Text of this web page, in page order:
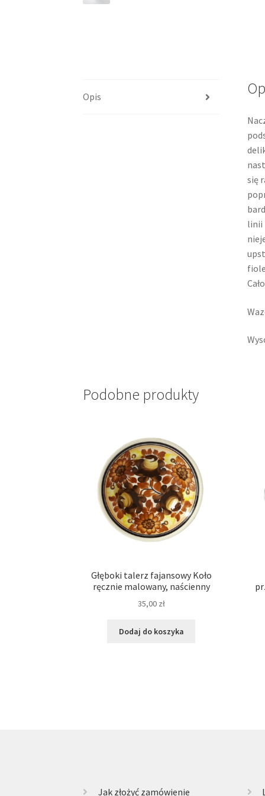
Opis
się
linii
Podobne produkty
Głęboki talerz fajansowy Koło
ręcznie malowany, naścienny
35,00 zł
Dodaj do koszyka
Jak złożyć zamówienie